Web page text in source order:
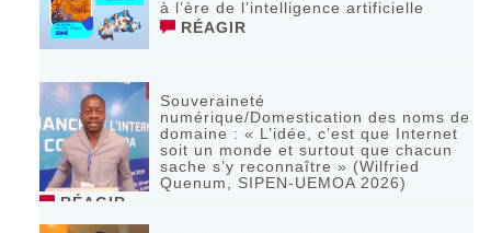
à l’ère de l’intelligence artificielle
RÉAGIR
Souveraineté
numérique/Domestication des noms de
domaine : « L’idée, c’est que Internet
soit un monde et surtout que chacun
sache s’y reconnaître » (Wilfried
Quenum, SIPEN-UEMOA 2026)
RÉAGIR